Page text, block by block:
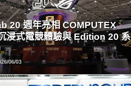
20 週年亮相 COMPUTEX
浸式電競體驗與 Edition 20 系
06/03
READ
MORE